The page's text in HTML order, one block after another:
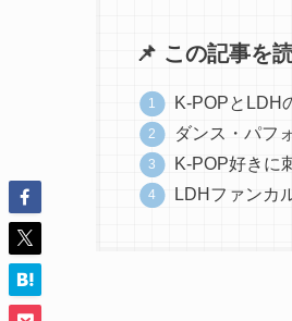
📌 この記事を
K-POPとLDH
ダンス・パフ
K-POP好きに
LDHファンカ